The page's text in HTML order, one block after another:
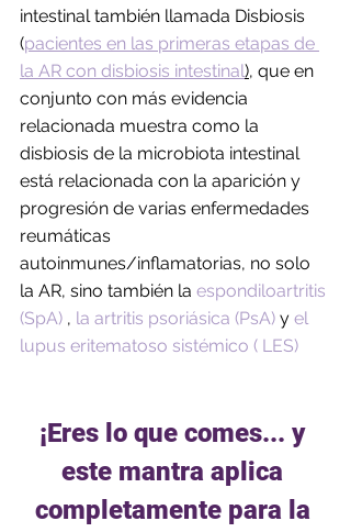
intestinal también llamada Disbiosis
(pacientes en las primeras etapas de
la AR con disbiosis intestinal), que en
conjunto con más evidencia
relacionada muestra como la
disbiosis de la microbiota intestinal
está relacionada con la aparición y
progresión de varias enfermedades
reumáticas
autoinmunes/inflamatorias, no solo
la AR, sino también la espondiloartritis
(SpA) , la artritis psoriásica (PsA) y el
lupus eritematoso sistémico ( LES)
¡Eres lo que comes... y
este mantra aplica
completamente para la